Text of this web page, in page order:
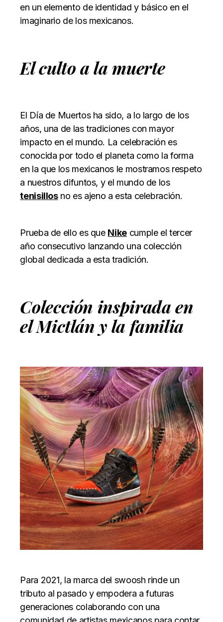
en un elemento de identidad y básico en el
imaginario de los mexicanos.
El culto a la muerte
El Día de Muertos ha sido, a lo largo de los
años, una de las tradiciones con mayor
impacto en el mundo. La celebración es
conocida por todo el planeta como la forma
en la que los mexicanos le mostramos respeto
a nuestros difuntos, y el mundo de los
tenisillosno es ajeno a esta celebración.
Prueba de ello es que Nikecumple el tercer
año consecutivo lanzando una colección
global dedicada a esta tradición.
Colección inspirada en
el Mictlán y la familia
Para 2021, la marca del swoosh rinde un
tributo al pasado y empodera a futuras
generaciones colaborando con una